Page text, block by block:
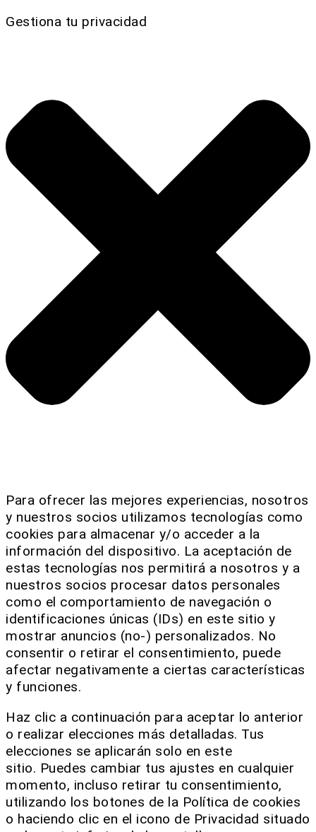
Gestiona tu privacidad
Para ofrecer las mejores experiencias, nosotros
y nuestros socios utilizamos tecnologías como
cookies para almacenar y/o acceder a la
información del dispositivo. La aceptación de
estas tecnologías nos permitirá a nosotros y a
nuestros socios procesar datos personales
como el comportamiento de navegación o
identificaciones únicas (IDs) en este sitio y
mostrar anuncios (no-) personalizados. No
consentir o retirar el consentimiento, puede
afectar negativamente a ciertas características
y funciones.
Haz clic a continuación para aceptar lo anterior
o realizar elecciones más detalladas. Tus
elecciones se aplicarán solo en este
sitio. Puedes cambiar tus ajustes en cualquier
momento, incluso retirar tu consentimiento,
utilizando los botones de la Política de cookies
o haciendo clic en el icono de Privacidad situado